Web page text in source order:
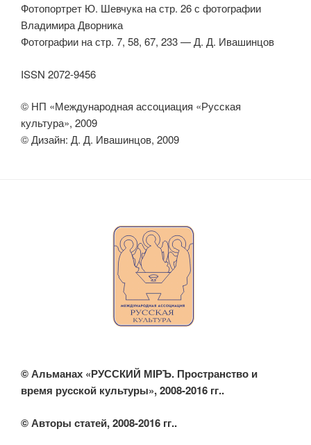
Фотопортрет Ю. Шевчука на стр. 26 с фотографии
Владимира Дворника
Фотографии на стр. 7, 58, 67, 233 — Д. Д. Ивашинцов
ISSN 2072-9456
© НП «Международная ассоциация «Русская
культура», 2009
© Дизайн: Д. Д. Ивашинцов, 2009
© Альманах «РУССКИЙ МIРЪ. Пространство и
время русской культуры», 2008-2016 гг..
© Авторы статей, 2008-2016 гг..